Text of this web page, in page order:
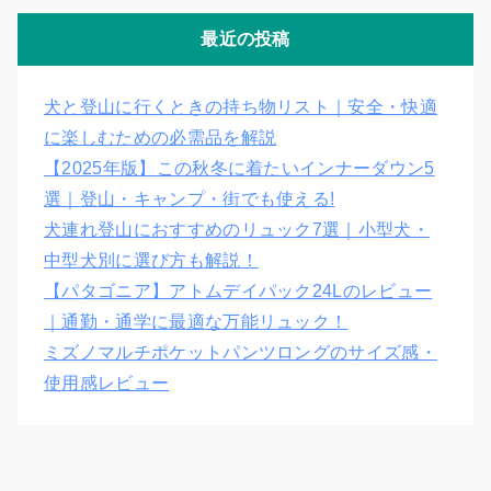
最近の投稿
犬と登山に行くときの持ち物リスト｜安全・快適
に楽しむための必需品を解説
【2025年版】この秋冬に着たいインナーダウン5
選｜登山・キャンプ・街でも使える!
犬連れ登山におすすめのリュック7選｜小型犬・
中型犬別に選び方も解説！
【パタゴニア】アトムデイパック24Lのレビュー
｜通勤・通学に最適な万能リュック！
ミズノマルチポケットパンツロングのサイズ感・
使用感レビュー